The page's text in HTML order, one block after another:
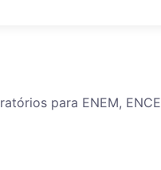
para ENEM,